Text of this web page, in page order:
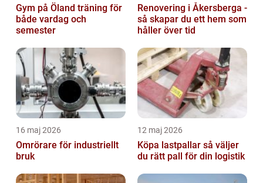
Gym på Öland träning för
både vardag och
semester
Renovering i Åkersberga -
så skapar du ett hem som
håller över tid
16 maj 2026
Omrörare för industriellt
bruk
12 maj 2026
Köpa lastpallar så väljer
du rätt pall för din logistik